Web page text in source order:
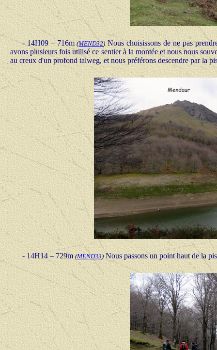
- 14H09 – 716m(MEND32) Nous choisissons de ne pas
avons plusieurs fois utilisé ce sentier à la montée et nous nous
au creux d'un profond talweg, et nous préférons descendre par la
- 14H14 – 729m (MEND33) Nous passons un point haut de la